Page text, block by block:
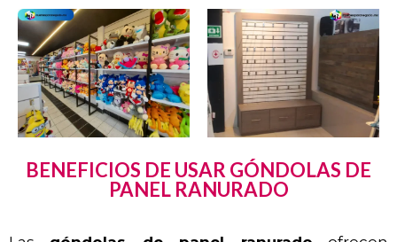
BENEFICIOS DE USAR GÓNDOLAS DE
PANEL RANURADO